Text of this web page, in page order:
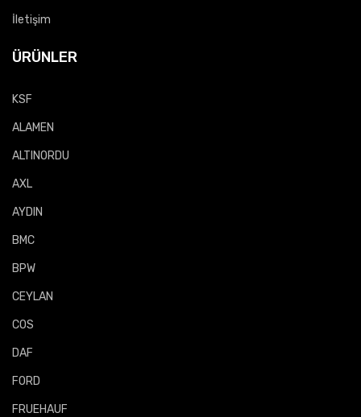
İletişim
ÜRÜNLER
KSF
ALAMEN
ALTINORDU
AXL
AYDIN
BMC
BPW
CEYLAN
COS
DAF
FORD
FRUEHAUF